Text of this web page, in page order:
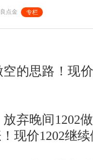
点金 专栏
的思路！现价
弃晚间1202
现价1202继